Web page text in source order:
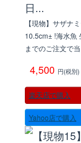
【現物】サザナ
10.5cm± !海水魚
までのご注文で
4,500 円(税別)
楽天店で購入
Yahoo店で購入